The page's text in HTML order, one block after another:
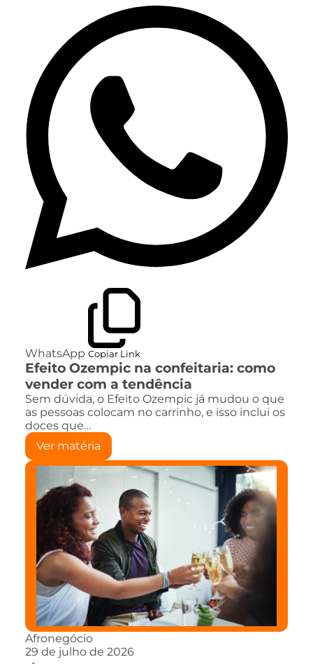
WhatsApp Copiar Link
Efeito Ozempic na confeitaria: como
vender com a tendência
Sem dúvida, o Efeito Ozempic já mudou o que
as pessoas colocam no carrinho, e isso inclui os
doces que…
Ver matéria
Afronegócio
29 de julho de 2026